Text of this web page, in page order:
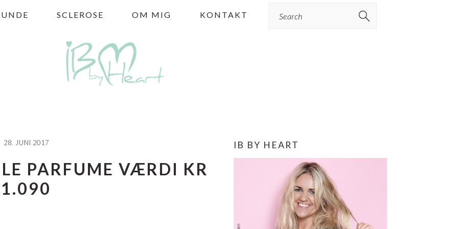
SCLEROSE OM MIG KONTAKT
28. JUNI 2017
PARFUME VÆRDI KR
1.090
PRIMÆR
IB BY HEART